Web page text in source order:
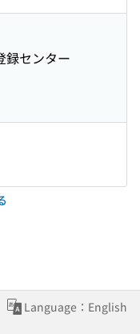
録センター
Language：English